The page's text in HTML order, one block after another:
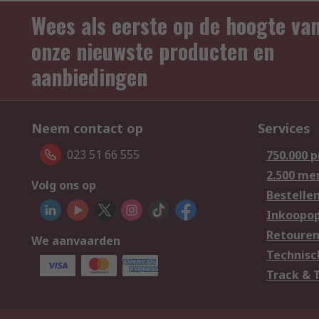
Wees als eerste op de hoogte
onze nieuwste producten en
aanbiedingen
Neem contact op
023 51 66 555
Volg ons op
We aanvaarden
Services
750.000
2.500
Retouren
Track &